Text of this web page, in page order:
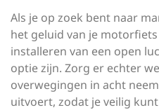
Als je op zoek bent naar
het geluid van je
installeren van een open
optie zijn. Zorg er echter
overwegingen in acht
uitvoert, zodat je veilig